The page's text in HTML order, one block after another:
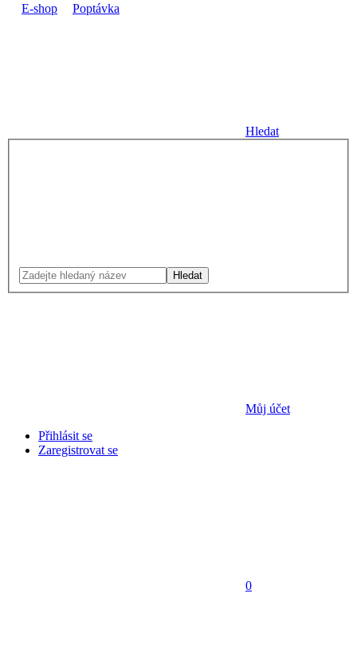
E-shop Poptávka
Hledat
Hledat
Můj účet
Přihlásit se
Zaregistrovat se
0